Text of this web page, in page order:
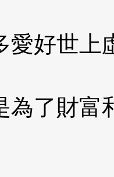
愛好世上
為了財富